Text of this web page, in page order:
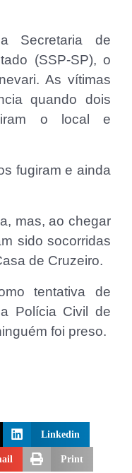
Secretaria de
(SSP-SP), o
As vítimas
quando dois
o local e
fugiram e ainda
mas, ao chegar
sido socorridas
de Cruzeiro.
tentativa de
Polícia Civil de
foi preso.
Linkedin
Print